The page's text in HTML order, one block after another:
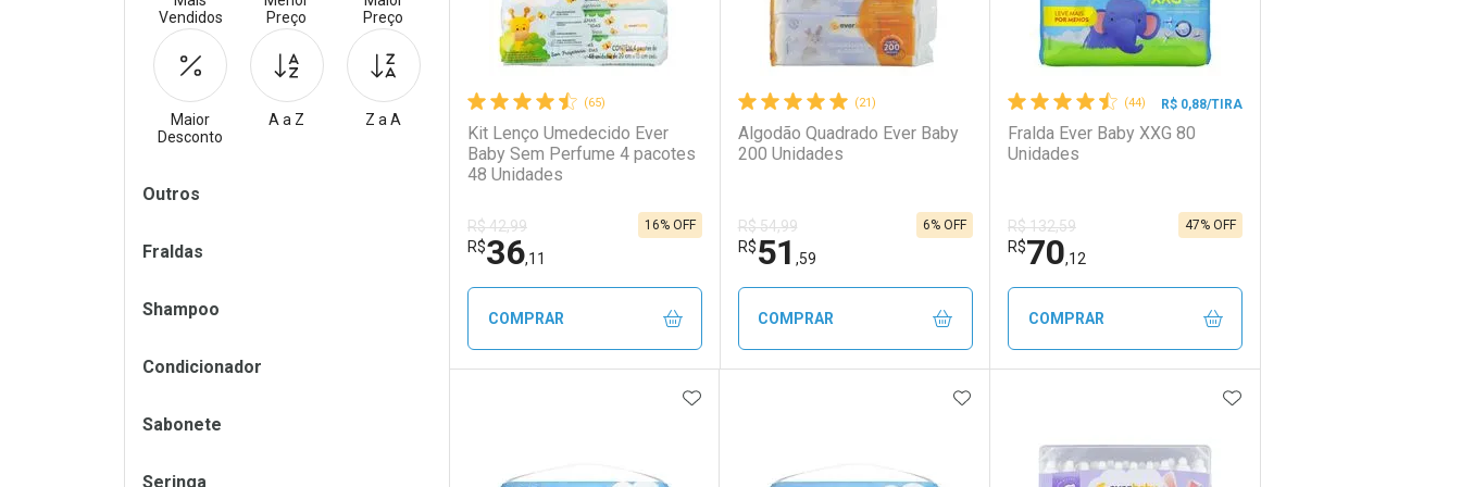
(65)
Kit Lenço Umedecido Ever
Baby Sem Perfume 4 pacotes
48 Unidades
R$ 42,99
R$36,11
16% OFF
COMPRAR
FECHAR
FECHAR
(21)
Algodão Quadrado Ever Baby
200 Unidades
R$ 54,99
R$51 ,59
6% OFF
COMPRAR
FECHAR
FECHAR
(44) R$ 0,88/TIRA
Fralda Ever Baby XXG 80
Unidades
R$ 132,59
R$70,12
47% OFF
COMPRAR
FECHAR
Laboratório
FECHAR
Por Menos
ADICIONAR AOS FAVORITOS ADICIONAR AOS FAVORITOS ADICIONAR AOS
Vendidos
Preço
Preço
Maior
Desconto
A a Z Z a A
Filtros
Outros
Fraldas
Shampoo
Condicionador
Sabonete
Seringa